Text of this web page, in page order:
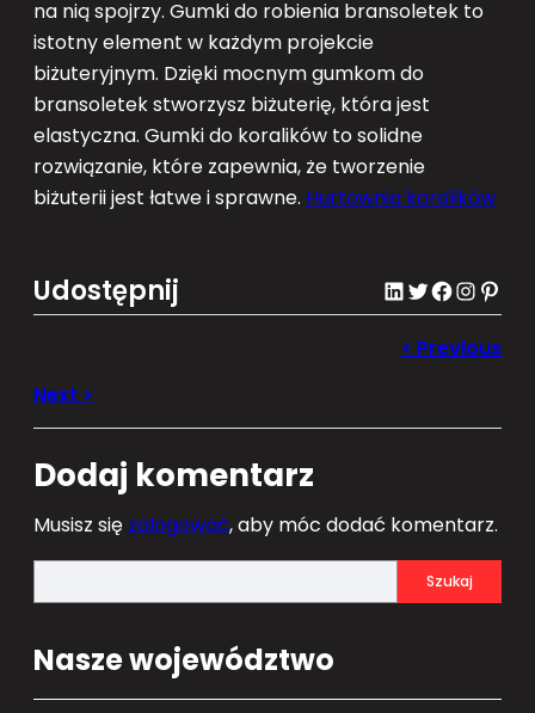
na nią spojrzy. Gumki do robienia bransoletek to
istotny element w każdym projekcie
biżuteryjnym. Dzięki mocnym gumkom do
bransoletek stworzysz biżuterię, która jest
elastyczna. Gumki do koralików to solidne
rozwiązanie, które zapewnia, że tworzenie
biżuterii jest łatwe i sprawne. Hurtownia koralików
Udostępnij LinkedIn Twitter Facebook Instagram Pinterest
Dodaj komentarz
Musisz się zalogować, aby móc dodać komentarz.
e
r
c
Szukaj
Nasze województwo